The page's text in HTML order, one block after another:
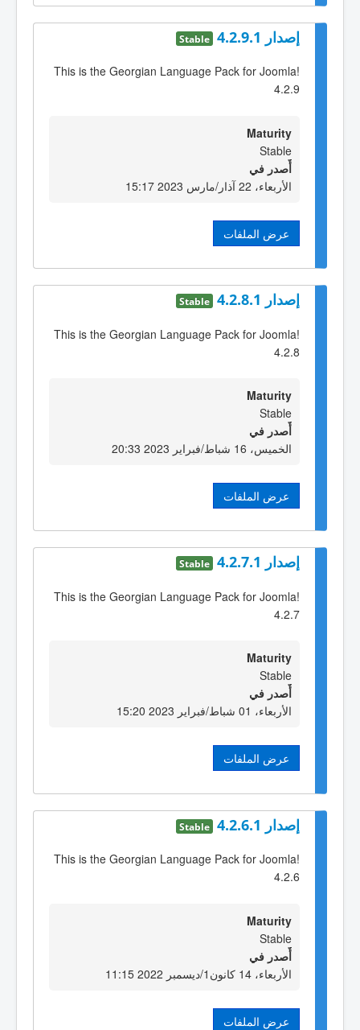
إصدار 4.2.9.1 Stable
This is the Georgian Language Pack for Joomla!
4.2.9
Maturity
Stable
أٌصدر في
الأربعاء، 22 آذار/مارس 2023 15:17
عرض الملفات
إصدار 4.2.8.1 Stable
This is the Georgian Language Pack for Joomla!
4.2.8
Maturity
Stable
أٌصدر في
الخميس، 16 شباط/فبراير 2023 20:33
عرض الملفات
إصدار 4.2.7.1 Stable
This is the Georgian Language Pack for Joomla!
4.2.7
Maturity
Stable
أٌصدر في
الأربعاء، 01 شباط/فبراير 2023 15:20
عرض الملفات
إصدار 4.2.6.1 Stable
This is the Georgian Language Pack for Joomla!
4.2.6
Maturity
Stable
أٌصدر في
الأربعاء، 14 كانون1/ديسمبر 2022 11:15
عرض الملفات